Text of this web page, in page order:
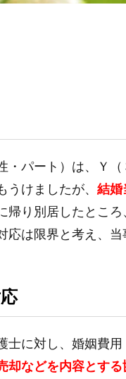
・パート）は、Ｙ（
けましたが、 結婚
帰り別居したところ
応は限界と考え、 当
士に対し、婚姻費用
却などを内容とす